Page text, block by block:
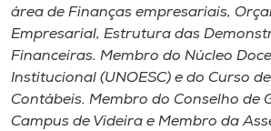
área de Finanças empresariais,
Empresarial, Estrutura das
Financeiras. Membro do Núcleo
Institucional (UNOESC) e do Curso
Contábeis. Membro do Conselho de
Campus de Videira e Membro da